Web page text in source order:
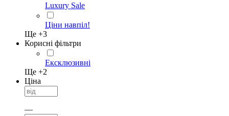
Luxury Sale
Ціни навпіл!
Ще +3
Корисні фільтри
Ексклюзивні
Ще +2
Ціна
—